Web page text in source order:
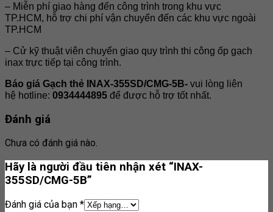
– Miễn phí giao hàng đến công trình trong khu vực
TP.HCM, hỗ trợ chi phí vận chuyển đến các khu vực ngoài
TP.HCM
– Cử kỹ thuật viên chuyển giao quy trình thi công ốp gạch
inax trực tiếp tại công trình.
Báo giá Gạch thẻ INAX-355SD/CMG-5B- vui lòng liên
hệ hotline: 0934444895 để được hỗ trợ tốt nhất.
Đánh giá
Chưa có đánh giá nào.
Hãy là người đầu tiên nhận xét “INAX-
355SD/CMG-5B”
Đánh giá của bạn *